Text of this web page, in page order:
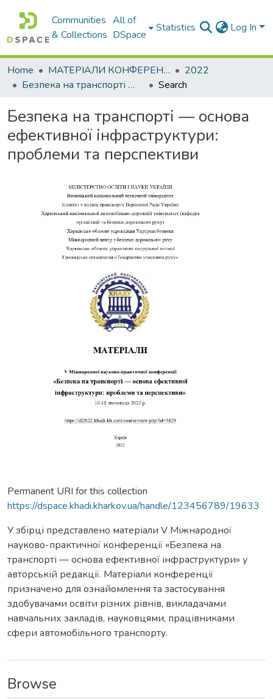
Communities
& Collections
All of
DSpace
Statistics Log In
Home МАТЕРІАЛИ КОНФЕРЕНЦІЙ
2022
Безпека на транспорті — основа ефективної інфраструктури: проблеми та перспективи
Search
Безпека на транспорті — основа
ефективної інфраструктури:
проблеми та перспективи
Permanent URI for this collection
https://dspace.khadi.kharkov.ua/handle/123456789/19633
У збірці представлено матеріали V Міжнародної
науково-практичної конференції «Безпека на
транспорті — основа ефективної інфраструктури» у
авторській редакції. Матеріали конференції
призначено для ознайомлення та застосування
здобувачами освіти різних рівнів, викладачами
навчальних закладів, науковцями, працівниками
сфери автомобільного транспорту.
Browse